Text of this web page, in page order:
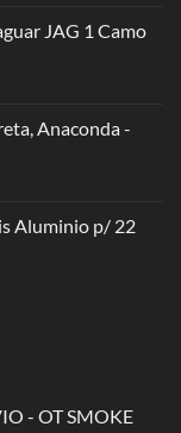
JAG 1 Camo
Anaconda -
Aluminio p/ 22
- OT SMOKE